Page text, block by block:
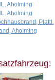
Aholming
Aholming
Plattl.
Aholming